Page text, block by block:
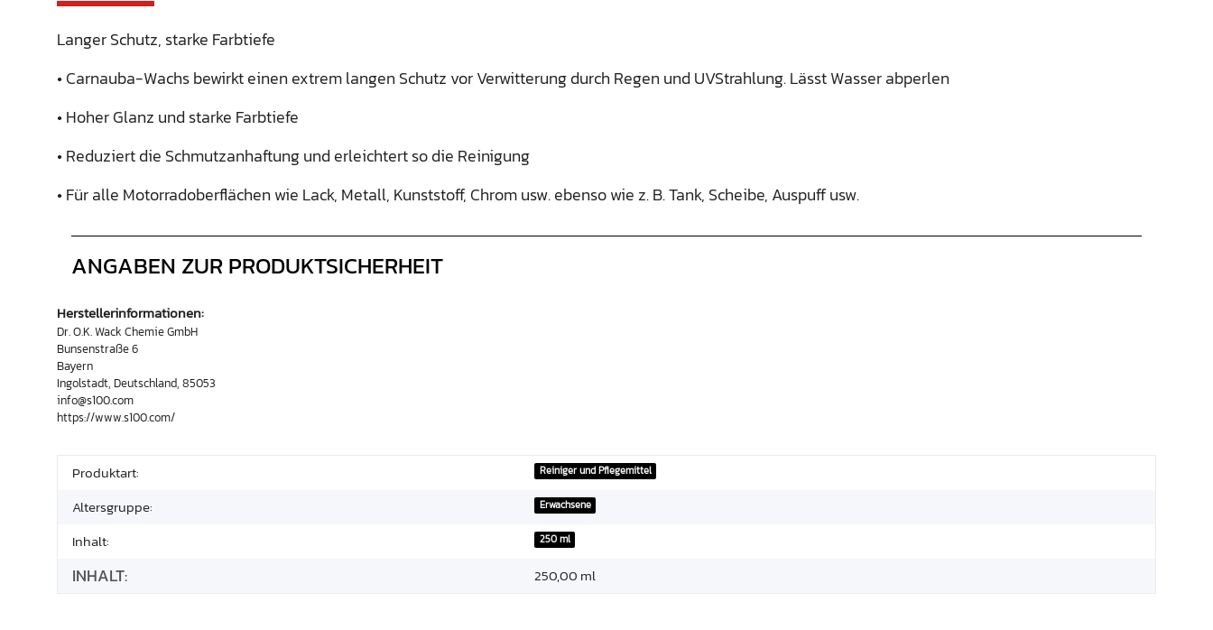
Langer Schutz, starke Farbtiefe
• Carnauba-Wachs bewirkt einen extrem langen Schutz vor Verwitterung durch Regen und UVStrahlung. Lässt Wasser abperlen
• Hoher Glanz und starke Farbtiefe
• Reduziert die Schmutzanhaftung und erleichtert so die Reinigung
• Für alle Motorradoberflächen wie Lack, Metall, Kunststoff, Chrom usw. ebenso wie z. B. Tank, Scheibe, Auspuff usw.
ANGABEN ZUR PRODUKTSICHERHEIT
Herstellerinformationen:
Dr. O.K. Wack Chemie GmbH
Bunsenstraße 6
Bayern
Ingolstadt, Deutschland, 85053
info@s100.com
https://www.s100.com/
Produktart: Reiniger und Pflegemittel
Altersgruppe: Erwachsene
Inhalt: 250 ml
INHALT: 250,00 ml